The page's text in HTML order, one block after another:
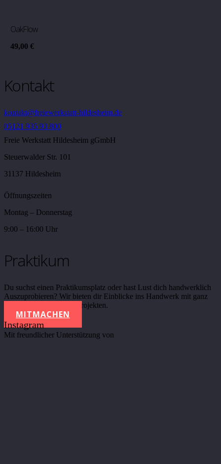
OakFlow
49,00 €
Kontakt
kontakt@freiewerkstatt-hildesheim.de
05121 935 93 800
Freie Werkstatt Hildesheim gGmbH
Steuerwalder Str. 101
31137 Hildesheim
Öffnungszeiten
Montag – Donnerstag
9:00 – 16:00 Uhr
Praktikum
Du suchst einen Praktikumsplatz oder hast Lust dich handwerklich
Auszuprobieren? Wir bieten dir Einblicke ins Handwerk mit ganz
unterschiedlichen Werkprojekten.
MITMACHEN
Instagram
Mit freundlicher Unterstützung von